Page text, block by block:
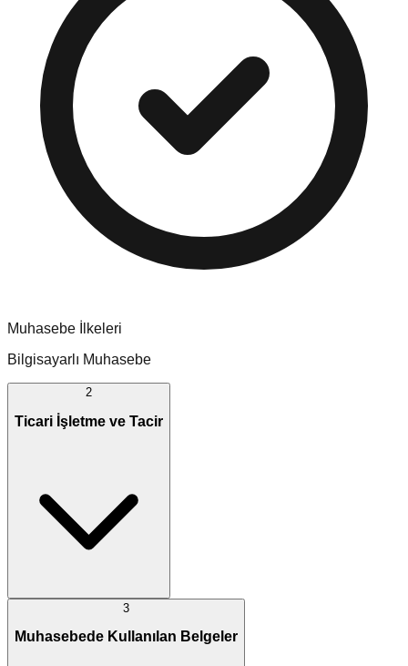
Muhasebe İlkeleri
Bilgisayarlı Muhasebe
2
Ticari İşletme ve Tacir
3
Muhasebede Kullanılan Belgeler